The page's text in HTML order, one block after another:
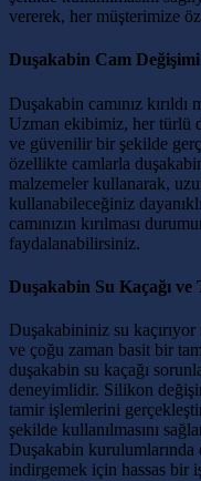
vererek, her müşterimize
Duşakabin Cam
Duşakabin camınız
Uzman ekibimiz, her türlü
ve güvenilir bir şekilde
özellikte camlarla
malzemeler kullanarak,
kullanabileceğiniz
camınızın kırılması
faydalanabilirsiniz.
Duşakabin Su Kaçağı ve
Duşakabininiz su
ve çoğu zaman basit bir
duşakabin su kaçağı
deneyimlidir. Silikon
tamir işlemlerini
şekilde kullanılmasını
Duşakabin kurulumlarında
indirgemek için hassas bir